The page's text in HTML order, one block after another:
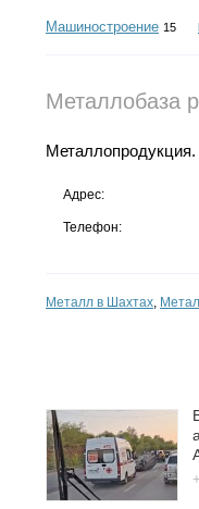
Машиностроение 15
Металлобаза
Металлопродукция.
Адрес:
Телефон:
Металл в Шахтах,